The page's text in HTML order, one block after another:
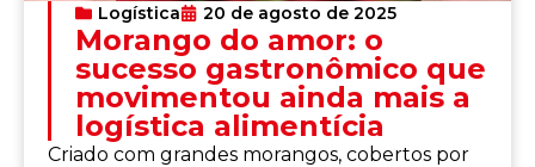
Logística 20 de agosto de 2025
Morango do amor: o
sucesso gastronômico que
movimentou ainda mais a
logística alimentícia
Criado com grandes morangos, cobertos por